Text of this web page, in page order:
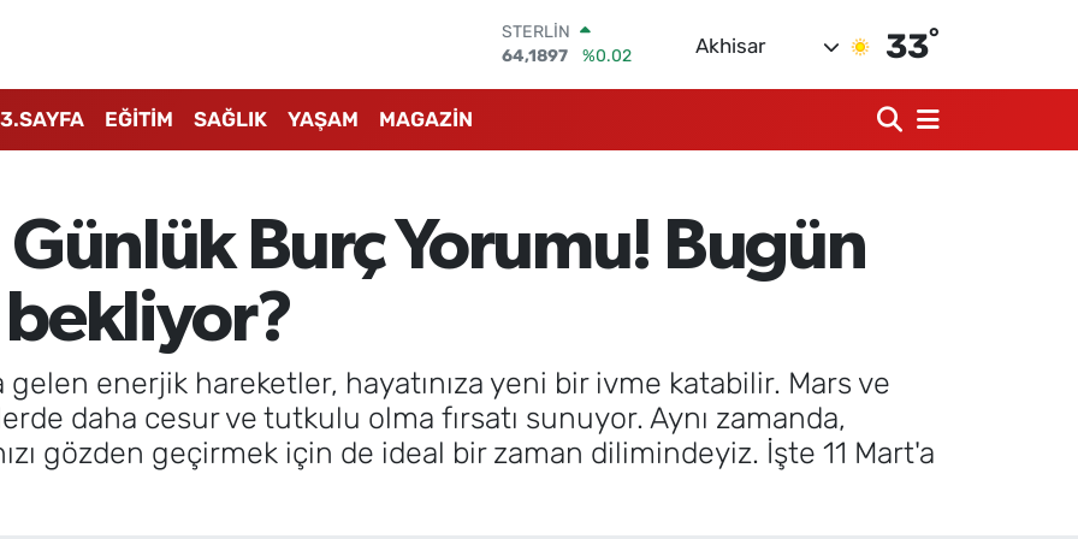
STERLİN
64,1897
%0.02
13.887
%64
47,7069
%0.17
EURO
Akhisar 33°
3.SAYFA EĞİTİM SAĞLIK YAŞAM MAGAZİN
Burç Yorumu! Bugün
bekliyor?
enerjik hareketler, hayatınıza yeni bir ivme katabilir. Mars ve
daha cesur ve tutkulu olma fırsatı sunuyor. Aynı zamanda,
gözden geçirmek için de ideal bir zaman dilimindeyiz. İşte 11 Mart'a